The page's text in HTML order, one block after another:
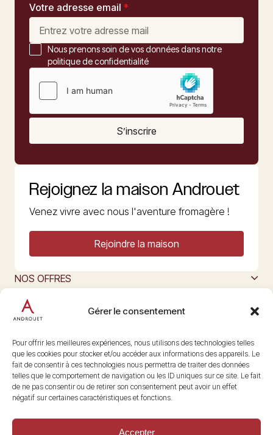
Gérer le consentement
Pour offrir les meilleures expériences, nous utilisons des technologies telles
que les cookies pour stocker et/ou accéder aux informations des appareils. Le
fait de consentir à ces technologies nous permettra de traiter des données
telles que le comportement de navigation ou les ID uniques sur ce site. Le fait
de ne pas consentir ou de retirer son consentement peut avoir un effet
négatif sur certaines caractéristiques et fonctions.
Accepter
Votre adresse email *
Nous prenons soin de vos données dans notre
politique de confidentialité
S’inscrire
Rejoignez la maison Androuet
Venez vivre avec nous l'aventure fromagère !
Rejoindre la maison
NOS OFFRES
L’ART DU FROMAGE
Nous suivre
@maisonandrouet
Copyright © 2026 Androuet
Site parMake the Grade